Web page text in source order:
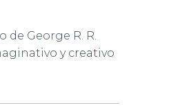
de George R. R.
y creativo